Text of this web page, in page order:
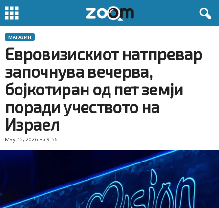
МАГАЗИН
Евровизискиот натпревар
започнува вечерва,
бојкотиран од пет земји
поради учеството на
Израел
May 12, 2026 во 9:56